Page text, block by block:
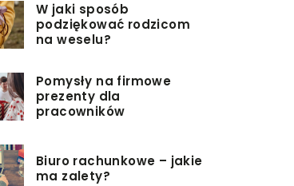
W jaki sposób
podziękować rodzicom
na weselu?
Pomysły na firmowe
prezenty dla
pracowników
Biuro rachunkowe – jakie
ma zalety?